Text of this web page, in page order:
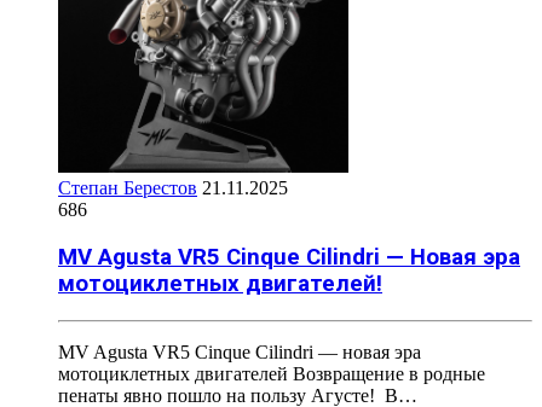
Степан Берестов 21.11.2025
686
MV Agusta VR5 Cinque Cilindri — Новая эра
мотоциклетных двигателей!
MV Agusta VR5 Cinque Cilindri — новая эра
мотоциклетных двигателей Возвращение в родные
пенаты явно пошло на пользу Агусте! В…